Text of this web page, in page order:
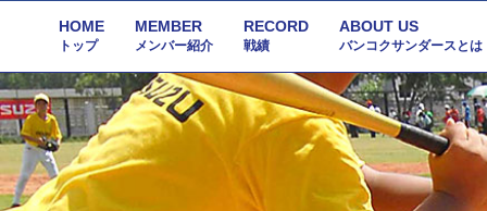
HOME
トップ
MEMBER
メンバー紹介
RECORD
戦績
ABOUT US
バンコクサンダースとは